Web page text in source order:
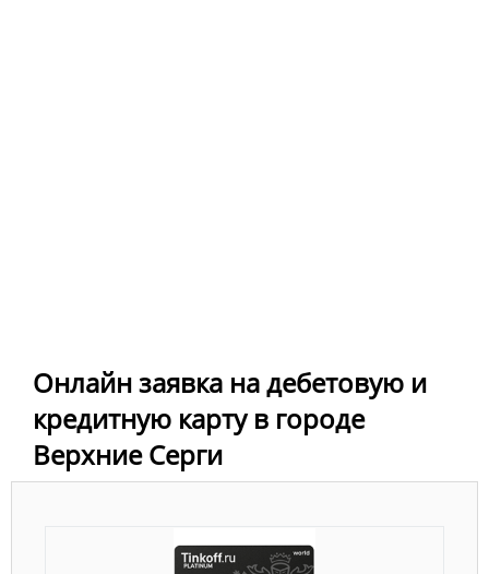
Онлайн заявка на дебетовую и
кредитную карту в городе
Верхние Серги